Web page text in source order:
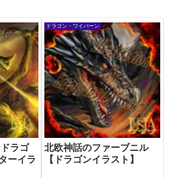
ラゴ
ーイラ
ドラゴン・ワイバーン
北欧神話のファーブニル
【ドラゴンイラスト】